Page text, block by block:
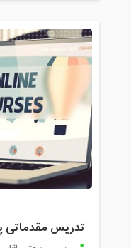
تدریس مقدماتی